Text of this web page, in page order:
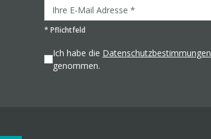
* Pflichtfeld
Ich habe die Datenschutzbestimmungen
genommen.